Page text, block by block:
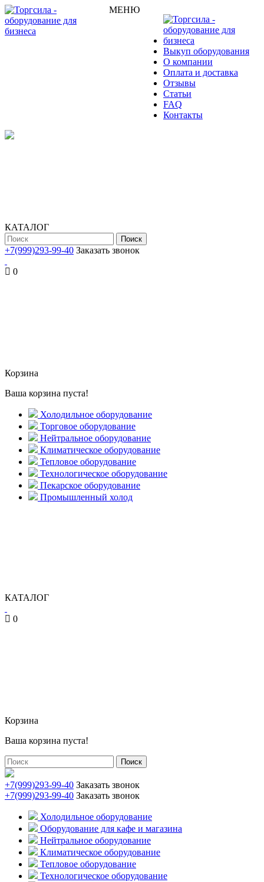
МЕНЮ
Выкуп оборудования
О компании
Оплата и доставка
Отзывы
Статьи
FAQ
Контакты
КАТАЛОГ
Поиск
+7(999)293-99-40 Заказать звонок
0
Корзина
Ваша корзина пуста!
Холодильное оборудование
Торговое оборудование
Нейтральное оборудование
Климатическое оборудование
Тепловое оборудование
Технологическое оборудование
Пекарское оборудование
Промышленный холод
КАТАЛОГ
0
Корзина
Ваша корзина пуста!
Поиск
+7(999)293-99-40 Заказать звонок
+7(999)293-99-40 Заказать звонок
Холодильное оборудование
Оборудование для кафе и магазина
Нейтральное оборудование
Климатическое оборудование
Тепловое оборудование
Технологическое оборудование